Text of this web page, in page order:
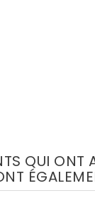
QUI ONT